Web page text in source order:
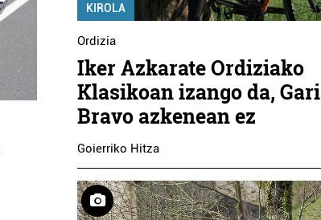
KIROLA
Ordizia
Iker Azkarate Ordiziako
Klasikoan izango da, Gari
Bravo azkenean ez
Goierriko Hitza